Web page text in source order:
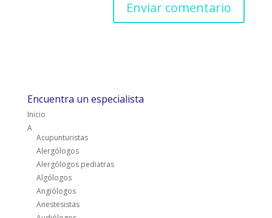
Encuentra un especialista
Inicio
A
Acupunturistas
Alergólogos
Alergólogos pediatras
Algólogos
Angiólogos
Anestesistas